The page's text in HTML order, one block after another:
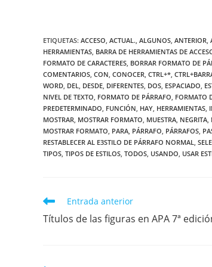
ETIQUETAS: ACCESO, ACTUAL., ALGUNOS, ANTERIOR,
HERRAMIENTAS, BARRA DE HERRAMIENTAS DE
FORMATO DE CARACTERES, BORRAR FORMATO DE
COMENTARIOS, CON, CONOCER, CTRL+*,
WORD, DEL, DESDE, DIFERENTES, DOS, ESPACIADO,
NIVEL DE TEXTO, FORMATO DE PÁRRAFO, FORMATO
PREDETERMINADO, FUNCIÓN, HAY, HERRAMIENTAS,
MOSTRAR, MOSTRAR FORMATO, MUESTRA, NEGRITA,
MOSTRAR FORMATO, PARA, PÁRRAFO, PÁRRAFOS,
RESTABLECER AL E3STILO DE PÁRRAFO NORMAL,
TIPOS, TIPOS DE ESTILOS, TODOS, USANDO, USAR
Leer
más
artículos
Entrada anterior
Títulos de las figuras en APA 7ª